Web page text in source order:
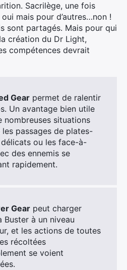
Sacrilège, une fois
mais pour d’autres…non !
sont partagés. Mais pour qui
création du Dr Light,
compétences devrait
Gear permet de ralentir
Un avantage bien utile
nombreuses situations
les passages de plates-
ou les face-à-
des ennemis se
rapidement.
Gear peut charger
Buster à un niveau
et les actions de toutes
récoltées
se voient